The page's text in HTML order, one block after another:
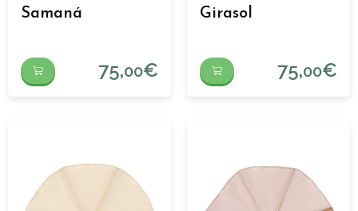
Samaná
75,00€
Girasol
75,00€